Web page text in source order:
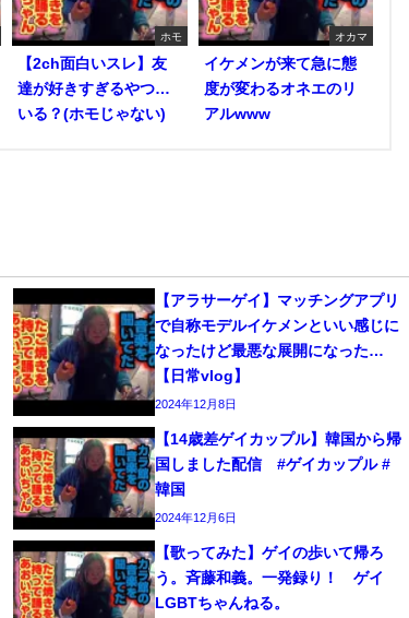
ホモ
【2ch面白いスレ】友
達が好きすぎるやつ…
いる？(ホモじゃない)
オカマ
イケメンが来て急に態
度が変わるオネエのリ
アルwww
【アラサーゲイ】マッチングアプリ
で自称モデルイケメンといい感じに
なったけど最悪な展開になった…
【日常vlog】
2024年12月8日
【14歳差ゲイカップル】韓国から帰
国しました配信 #ゲイカップル #
韓国
2024年12月6日
【歌ってみた】ゲイの歩いて帰ろ
う。斉藤和義。一発録り！ ゲイ
LGBTちゃんねる。